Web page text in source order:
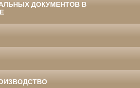
ДОКУМЕНТОВ В